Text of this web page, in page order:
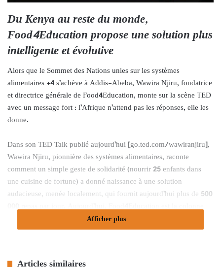
Du Kenya au reste du monde,
Food4Education propose une solution plus
intelligente et évolutive
Alors que le Sommet des Nations unies sur les systèmes
alimentaires +4 s’achève à Addis-Abeba, Wawira Njiru, fondatrice
et directrice générale de Food4Education, monte sur la scène TED
avec un message fort : l’Afrique n’attend pas les réponses, elle les
donne.
Dans son TED Talk publié aujourd’hui [go.ted.com/wawiranjiru],
Wawira Njiru, pionnière des systèmes alimentaires, raconte
comment un simple geste de solidarité (nourrir 25 enfants dans
une cuisine de fortune) a donné naissance à une solution
audacieuse, menée localement, qui fournit aujourd’hui plus de 500
000 repas par jour. Aujourd’hui, Food4Education est la colonne
vertébrale de l’infrastructure alimentaire scolaire du Kenya et un
modèle pour les pays africains qui investissent à la fois dans la
Afficher plus